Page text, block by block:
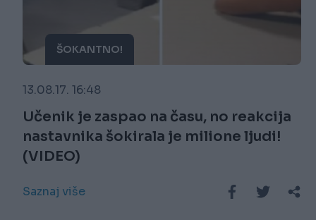
ŠOKANTNO!
13.08.17. 16:48
Učenik je zaspao na času, no reakcija
nastavnika šokirala je milione ljudi!
(VIDEO)
Saznaj više